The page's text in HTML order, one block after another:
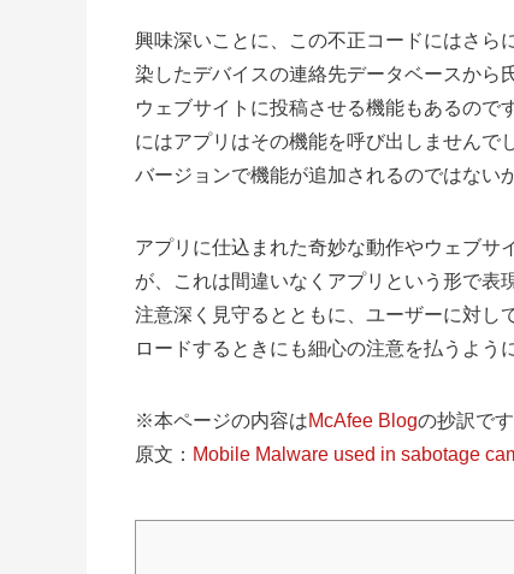
興味深いことに、この不正コードにはさら
染したデバイスの連絡先データベースから
ウェブサイトに投稿させる機能もあるので
にはアプリはその機能を呼び出しませんで
バージョンで機能が追加されるのではない
アプリに仕込まれた奇妙な動作やウェブサ
が、これは間違いなくアプリという形で表
注意深く見守るとともに、ユーザーに対し
ロードするときにも細心の注意を払うよう
※本ページの内容はMcAfee Blogの抄訳です
原文： Mobile Malware used in sabotage